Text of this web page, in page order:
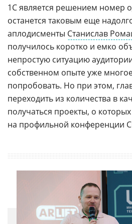
1С является решением номер
останется таковым еще
аплодисменты Станислав
получилось коротко и емко
непростую ситуацию
собственном опыте уже
попробовать. Но при этом,
переходить из количества в
получаться проекты, о
на профильной конференции